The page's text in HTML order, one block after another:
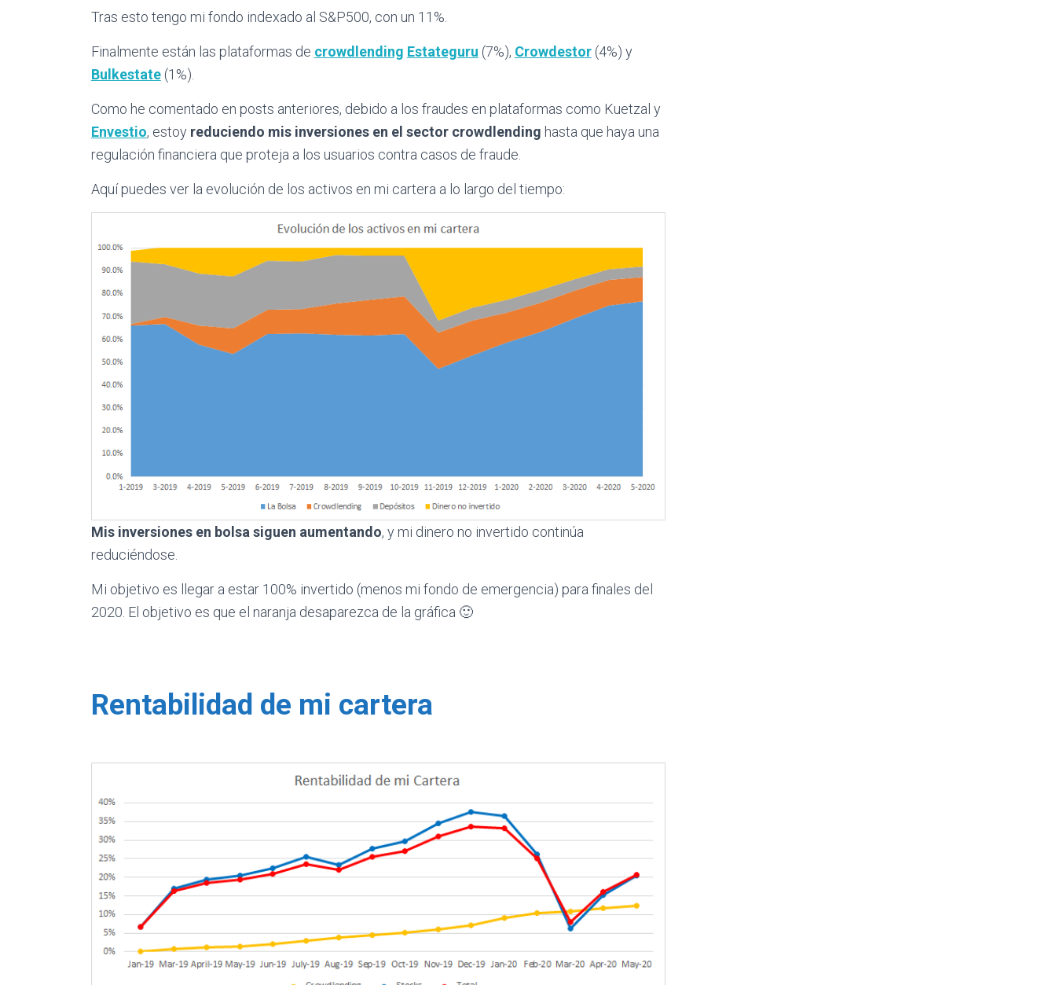
Tras esto tengo mi fondo indexado al S&P500, con un 11%.
Finalmente están las plataformas de crowdlending Estateguru (7%), Crowdestor(4%) y
Bulkestate(1%).
Como he comentado en posts anteriores, debido a los fraudes en plataformas como Kuetzal y
Envestio, estoy reduciendo mis inversiones en el sector crowdlending hasta que haya una
regulación financiera que proteja a los usuarios contra casos de fraude.
Aquí puedes ver la evolución de los activos en mi cartera a lo largo del tiempo:
Mis inversiones en bolsa siguen aumentando, y mi dinero no invertido continúa
reduciéndose.
Mi objetivo es llegar a estar 100% invertido (menos mi fondo de emergencia) para finales del
2020. El objetivo es que el naranja desaparezca de la gráfica 🙂
Rentabilidad de mi cartera